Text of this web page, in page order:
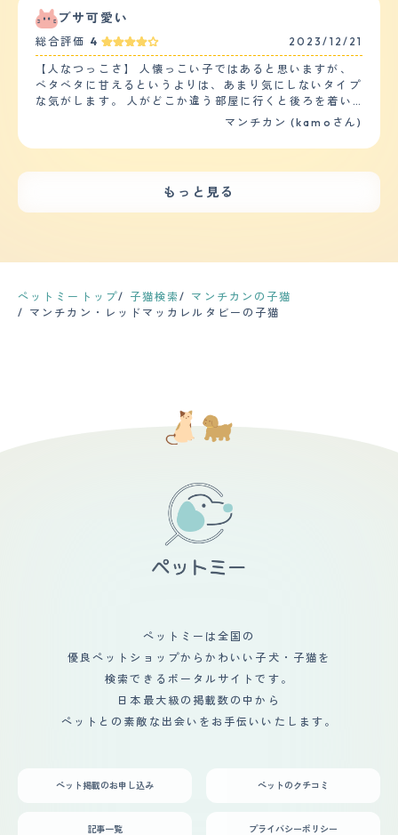
病院に行きますが、いつも特に心配ないとのことで、数日
後には自然に治っています。まだ３歳くらいなので、定期
的な健康診断は行っておりませんので、投薬も必要はあり
ません。 【鳴き声】 ほとんど鳴くことはありませんが、
ご飯の時間になったら夕方５時頃には、はっきり「ごは
ん」「ごはーん」と言って甘噛みしてきます。最初きいた
ことは一切なく「ごはん」のみです。 【総評】 元々おだ
やかなマンチカンということを聞いていた通りです、 茶
ので、寝ている時に「息しているのか？」心配で何度も確
認していました。 主人も私も犬しか飼ったことがなく猫
せんが マンチカンなので運動量はそんなに必要ないと思
います 大きめのキャットタワーを昇り降りしてます 【お
手入れ】 うちの子はマンチカンの短毛種です 質感はさわ
るととても滑らかです シャンプーの頻度は1週間に1回程
度です その変わりブラッシングをこまめにしております
抜け毛は換毛期になると結構溜まります ブラッシングす
るだけで絡みつく毛が2、3本あります カットは正直なと
ときが ときどきあります。 慢性的なものではないので安
じの女の子らしい鳴き声です もう成猫なので子猫のよう
にしょっちゅうは鳴きません 必要な時だけ鳴きます でも
ちの子はマンチカンです マンチカンの良いところは賢く
かけないでと言わんばかりにそわそわしだすところがかわ
いいです 出会いはペットショップで一目惚れしました 猫
トの中に入ってきて人間の温もりを使って「ゴロゴロ」と
鳴きます。子供たちにも人懐っこさを見せ、子供たちの身
体や持ち物に自分の匂いを一生懸命にこすりつけていま
す。 【落ち着き】 落ち着きはあまりないように思いま
す。一緒に飼っている他の猫より、物事に対する興味が強
く、来客や車の音、外の猫やカラスの気配に対してすぐに
反応をして窓際の場所に見に行きます。いまだに小さい時
の様におもちゃで遊ぶことを催促されます。 【しつけや
腹がすいたら「ニャーニャー」とエサの催促をするのに対
してマンチカンはエサの合図の鈴を鳴らすまでエサの催促
す。猫は基本的に自分で舐める事で体毛のお手入れをして
いるので、あまり飼い主がお手入れに手間をかける必要は
りすり寄ってきて物事を伝える方法を取りたがります。
【総評】 毛の色が白い猫は長生きするといううわさ話を
猫の飼育書で見つけてから、毛の白い部分が多い猫を探し
で会話をすることが多くなりました。テレビを見ていても
猫の番組をよく見るようになり、家族内のコミュニケーシ
ョンが増えたことが猫を迎え入れて一番良かった事だと感
じています。初めての猫の飼育でしたが、猫の育て方の本
を読んだり、Youtubeを見たりして、家族で相談しなが
ら楽しんで猫と生活をしています。
ブサ可愛い
総合評価 4 2023/12/21
【人なつっこさ】 人懐っこい子ではあると思いますが、
ベタベタに甘えるというよりは、あまり気にしないタイプ
な気がします。 人がどこか違う部屋に行くと後ろを着い
てきたりしますが、いつの間にかシレっと居なくなってい
す。 お客様が来ると、特に逃げる事もなく普通にリビン
逃げもせず普通に過ごしています。 【落ち着き】 そんな
に走り回ったり、夜中の運動会などもそれほどありません
居ないときにハシャイでるのかもしれません。 【しつけ
イレの置き場所を変えても、ちゃんとしていたので、その
辺は大丈夫だと思います。 ただ、イタズラしたりテーブ
手足が短いので、太ってしまうと腰を痛めやすいだけでな
く、お腹を床に擦ってお腹の毛が抜けてハゲルらしく、獣
ちの子は普段はそれ程鳴かないですし、鳴いても声は小さ
め〜普通と言ったところで、割と静かです。 ニャーニャ
ー騒ぐというのは、本土見たことがなく、ご飯が欲しいと
きに催促してニャ〜〜と静かに長めに鳴くくらいです。
【総評】 同僚の知人で、マンチカンのブリーダーをして
いる人がいて、1匹だけ飼い主が決まらず大きくなってき
がった情けない表情と、短い手足が可愛いくて、見た瞬間
ひと目惚れしました。 我が家は犬しか飼ったことが無か
ったので、ブリーダーさんにアレコレ教えて貰い、迎え入
れましたが、意外とすんなり家に馴染んでくれて、すぐに
我が物顔でソファで寝るようになってくれて安心しまし
た。 ただ、ワクチンや去勢のことなどもあり、ブリーダ
ーさんや獣医さんに相談したりで大変でしたが、猫を飼い
けるようになったのは嬉しい変化でした。
マンチカン (kamoさん)
もっと見る
ペットミートップ 子猫検索
マンチカンの子猫
マンチカン・レッドマッカレルタビーの子猫
ペットミーは全国の
優良ペットショップからかわいい子犬・子猫を
検索できるポータルサイトです。
日本最大級の掲載数の中から
ペットとの素敵な出会いをお手伝いいたします。
ペット掲載のお申し込み ペットのクチコミ
記事一覧 プライバシーポリシー